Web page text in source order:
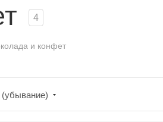
4
и конфет
(убывание)